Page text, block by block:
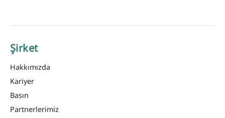
Şirket
Hakkımızda
Kariyer
Basın
Partnerlerimiz